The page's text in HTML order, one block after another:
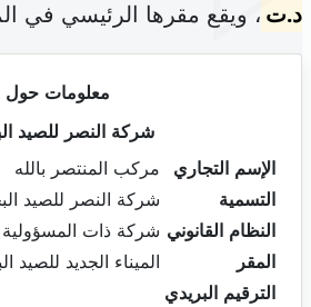
د.ت ، ويقع مقرها الرئيسي في
معلومات حول
شركة النصر للصيد
الإسم التجاري
مركب المنتصر بالله
التسمية
شركة النصر للصيد
النظام القانوني شركة ذات المسؤولية
المقر
الميناء الجديد للصيد
الترقيم البريدي